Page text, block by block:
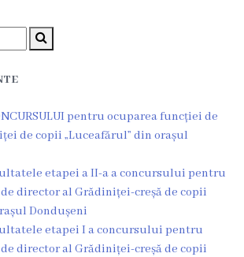
pentru ocuparea funcției de
de copii „Luceafărul” din orașul
etapei a II-a a concursului pentru
director al Grădiniței-creșă de copii
Dondușeni
etapei I a concursului pentru
director al Grădiniței-creșă de copii